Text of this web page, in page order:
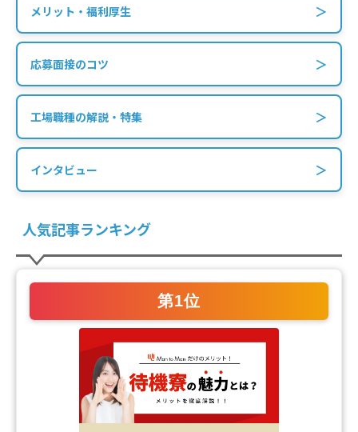
メリット・福利厚生 ＞
応募面接のコツ ＞
工場職種の解説・特集 ＞
インタビュー ＞
人気記事ランキング
第1位